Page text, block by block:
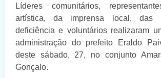
Líderes comunitários,
artística, da imprensa local, das
deficiência e voluntários realizaram
administração do prefeito Eraldo
deste sábado, 27, no conjunto
Gonçalo.